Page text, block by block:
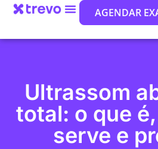
AGENDAR
Ultrassom
total: o que
serve e